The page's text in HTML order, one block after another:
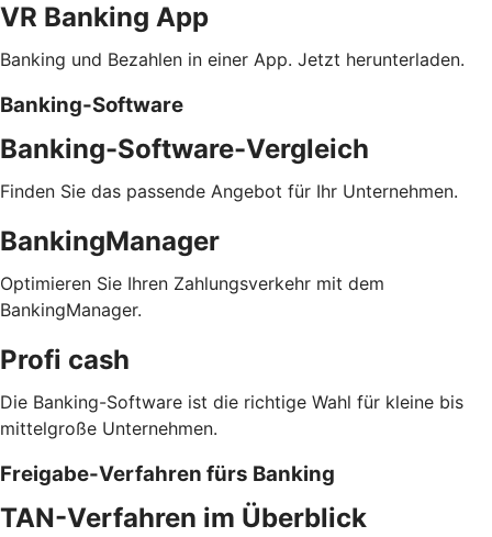
VR Banking App
Banking und Bezahlen in einer App. Jetzt herunterladen.
Banking-Software
Banking-Software-Vergleich
Finden Sie das passende Angebot für Ihr Unternehmen.
BankingManager
Optimieren Sie Ihren Zahlungsverkehr mit dem
BankingManager.
Profi cash
Die Banking-Software ist die richtige Wahl für kleine bis
mittelgroße Unternehmen.
Freigabe-Verfahren fürs Banking
TAN-Verfahren im Überblick